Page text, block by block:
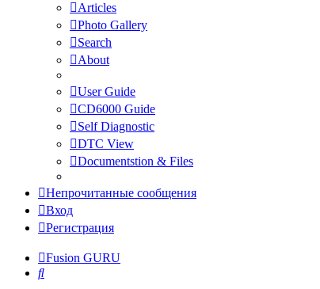
Articles
Photo Gallery
Search
About
User Guide
CD6000 Guide
Self Diagnostic
DTC View
Documentstion & Files
Непрочитанные сообщения
Вход
Регистрация
Fusion GURU
Поиск